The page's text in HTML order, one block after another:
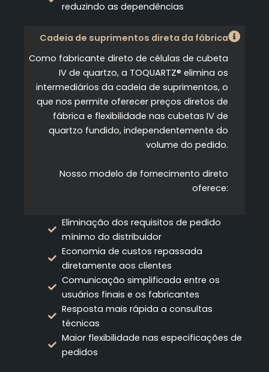
reduzindo as dependências
Cadeia de suprimentos direta da fábrica
Como fabricante direto de células de cubeta
IV de quartzo, a TOQUARTZ® elimina os
intermediários da cadeia de suprimentos, o
que nos permite oferecer preços diretos de
fábrica e flexibilidade nas cubetas IV de
quartzo fundido, independentemente do
volume do pedido.
Nosso modelo de fornecimento direto
oferece:
Eliminação dos requisitos de pedido
mínimo do distribuidor
Economia de custos repassada
diretamente aos clientes
Comunicação simplificada entre os
usuários finais e os fabricantes
Resposta mais rápida a consultas
técnicas
Maior flexibilidade nas especificações de
pedidos